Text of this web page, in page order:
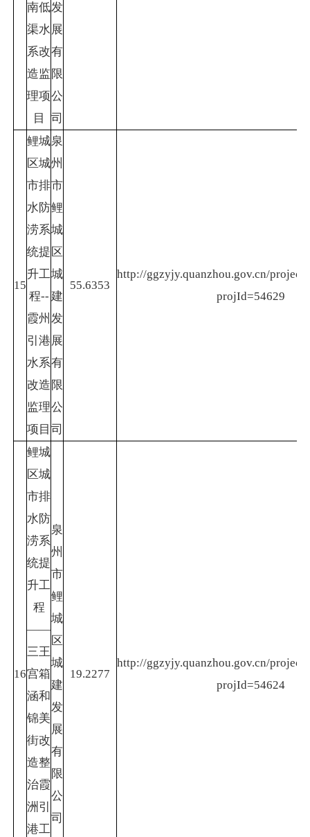
南低
渠水
系改
造监
理项
目
发
展
有
限
公
司
15
鲤城
区城
市排
水防
涝系
统提
升工
程--
霞州
引港
水系
改造
监理
项目
泉
州
市
鲤
城
区
城
建
发
展
有
限
公
司
55.6353
http://ggzyjy.quanzhou.gov.cn/
projId=54629
16
鲤城
区城
市排
水防
涝系
统提
升工
程
——
三王
宫箱
涵和
锦美
街改
造整
治霞
洲引
港工
泉
州
市
鲤
城
区
城
建
发
展
有
限
公
司
19.2277
http://ggzyjy.quanzhou.gov.cn/
projId=54624